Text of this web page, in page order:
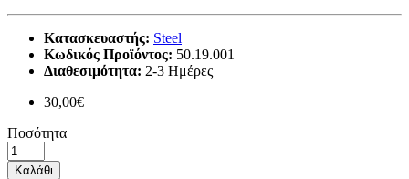
Κατασκευαστής: Steel
Κωδικός Προϊόντος: 50.19.001
Διαθεσιμότητα: 2-3 Ημέρες
30,00€
Ποσότητα
Καλάθι